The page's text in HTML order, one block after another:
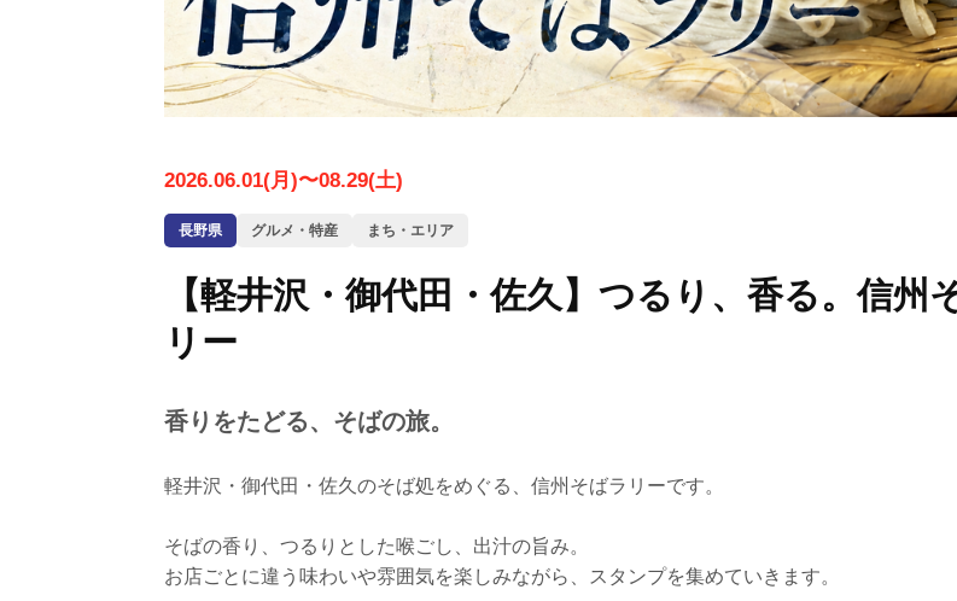
2026.06.01(月)〜08.29(土)
長野県 グルメ・特産 まち・エリア
【軽井沢・御代田・佐久】つるり、香る。信州
リー
香りをたどる、そばの旅。
軽井沢・御代田・佐久のそば処をめぐる、信州そばラリーです。
そばの香り、つるりとした喉ごし、出汁の旨み。
お店ごとに違う味わいや雰囲気を楽しみながら、スタンプを集めていきます。